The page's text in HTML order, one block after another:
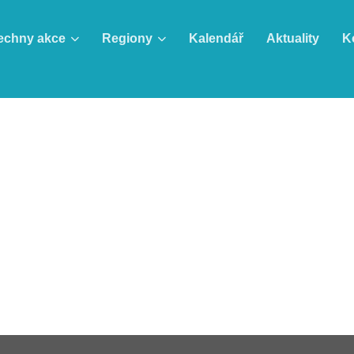
akce Regiony Kalendář Aktuality